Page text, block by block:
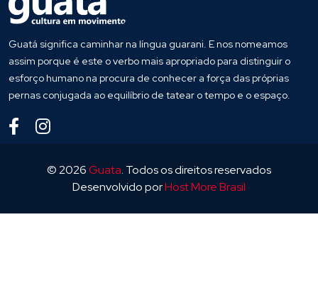
Guatá significa caminhar na língua guarani. E nos nomeamos
assim porque é este o verbo mais apropriado para distinguir o
esforço humano na procura de conhecer a força das próprias
pernas conjugada ao equilíbrio de tatear o tempo e o espaço.
© 2026Guata. Todos os direitos reservados
Desenvolvido porHost More Brasil